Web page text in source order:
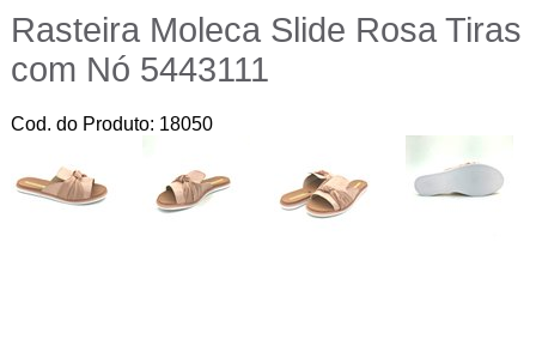
Rasteira Moleca Slide Rosa Tiras
com Nó 5443111
Cod. do Produto: 18050